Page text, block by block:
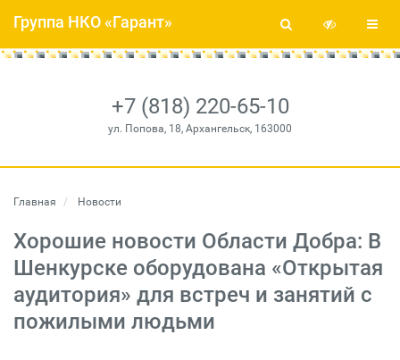
+7 (818) 220-65-10
ул. Попова, 18, Архангельск, 163000
Группа НКО «Гарант»
Главная Новости
Хорошие новости Области Добра: В
Шенкурске оборудована «Открытая
аудитория» для встреч и занятий с
пожилыми людьми